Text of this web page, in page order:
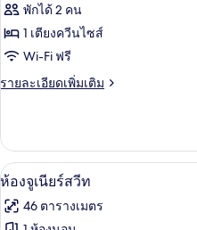
Hideaway
Suite
พักได้ 2 คน
1 เตียงควีนไซส์
Wi-Fi ฟรี
รายละเอียดเพิ่มเติม
ราย
เกี่ยว
กับ
Hideaway
Suite
เปิด
ภาพถ่าย
ทั้งหมด
4
ห้องจูเนียร์สวีท
46 ตารางเมตร